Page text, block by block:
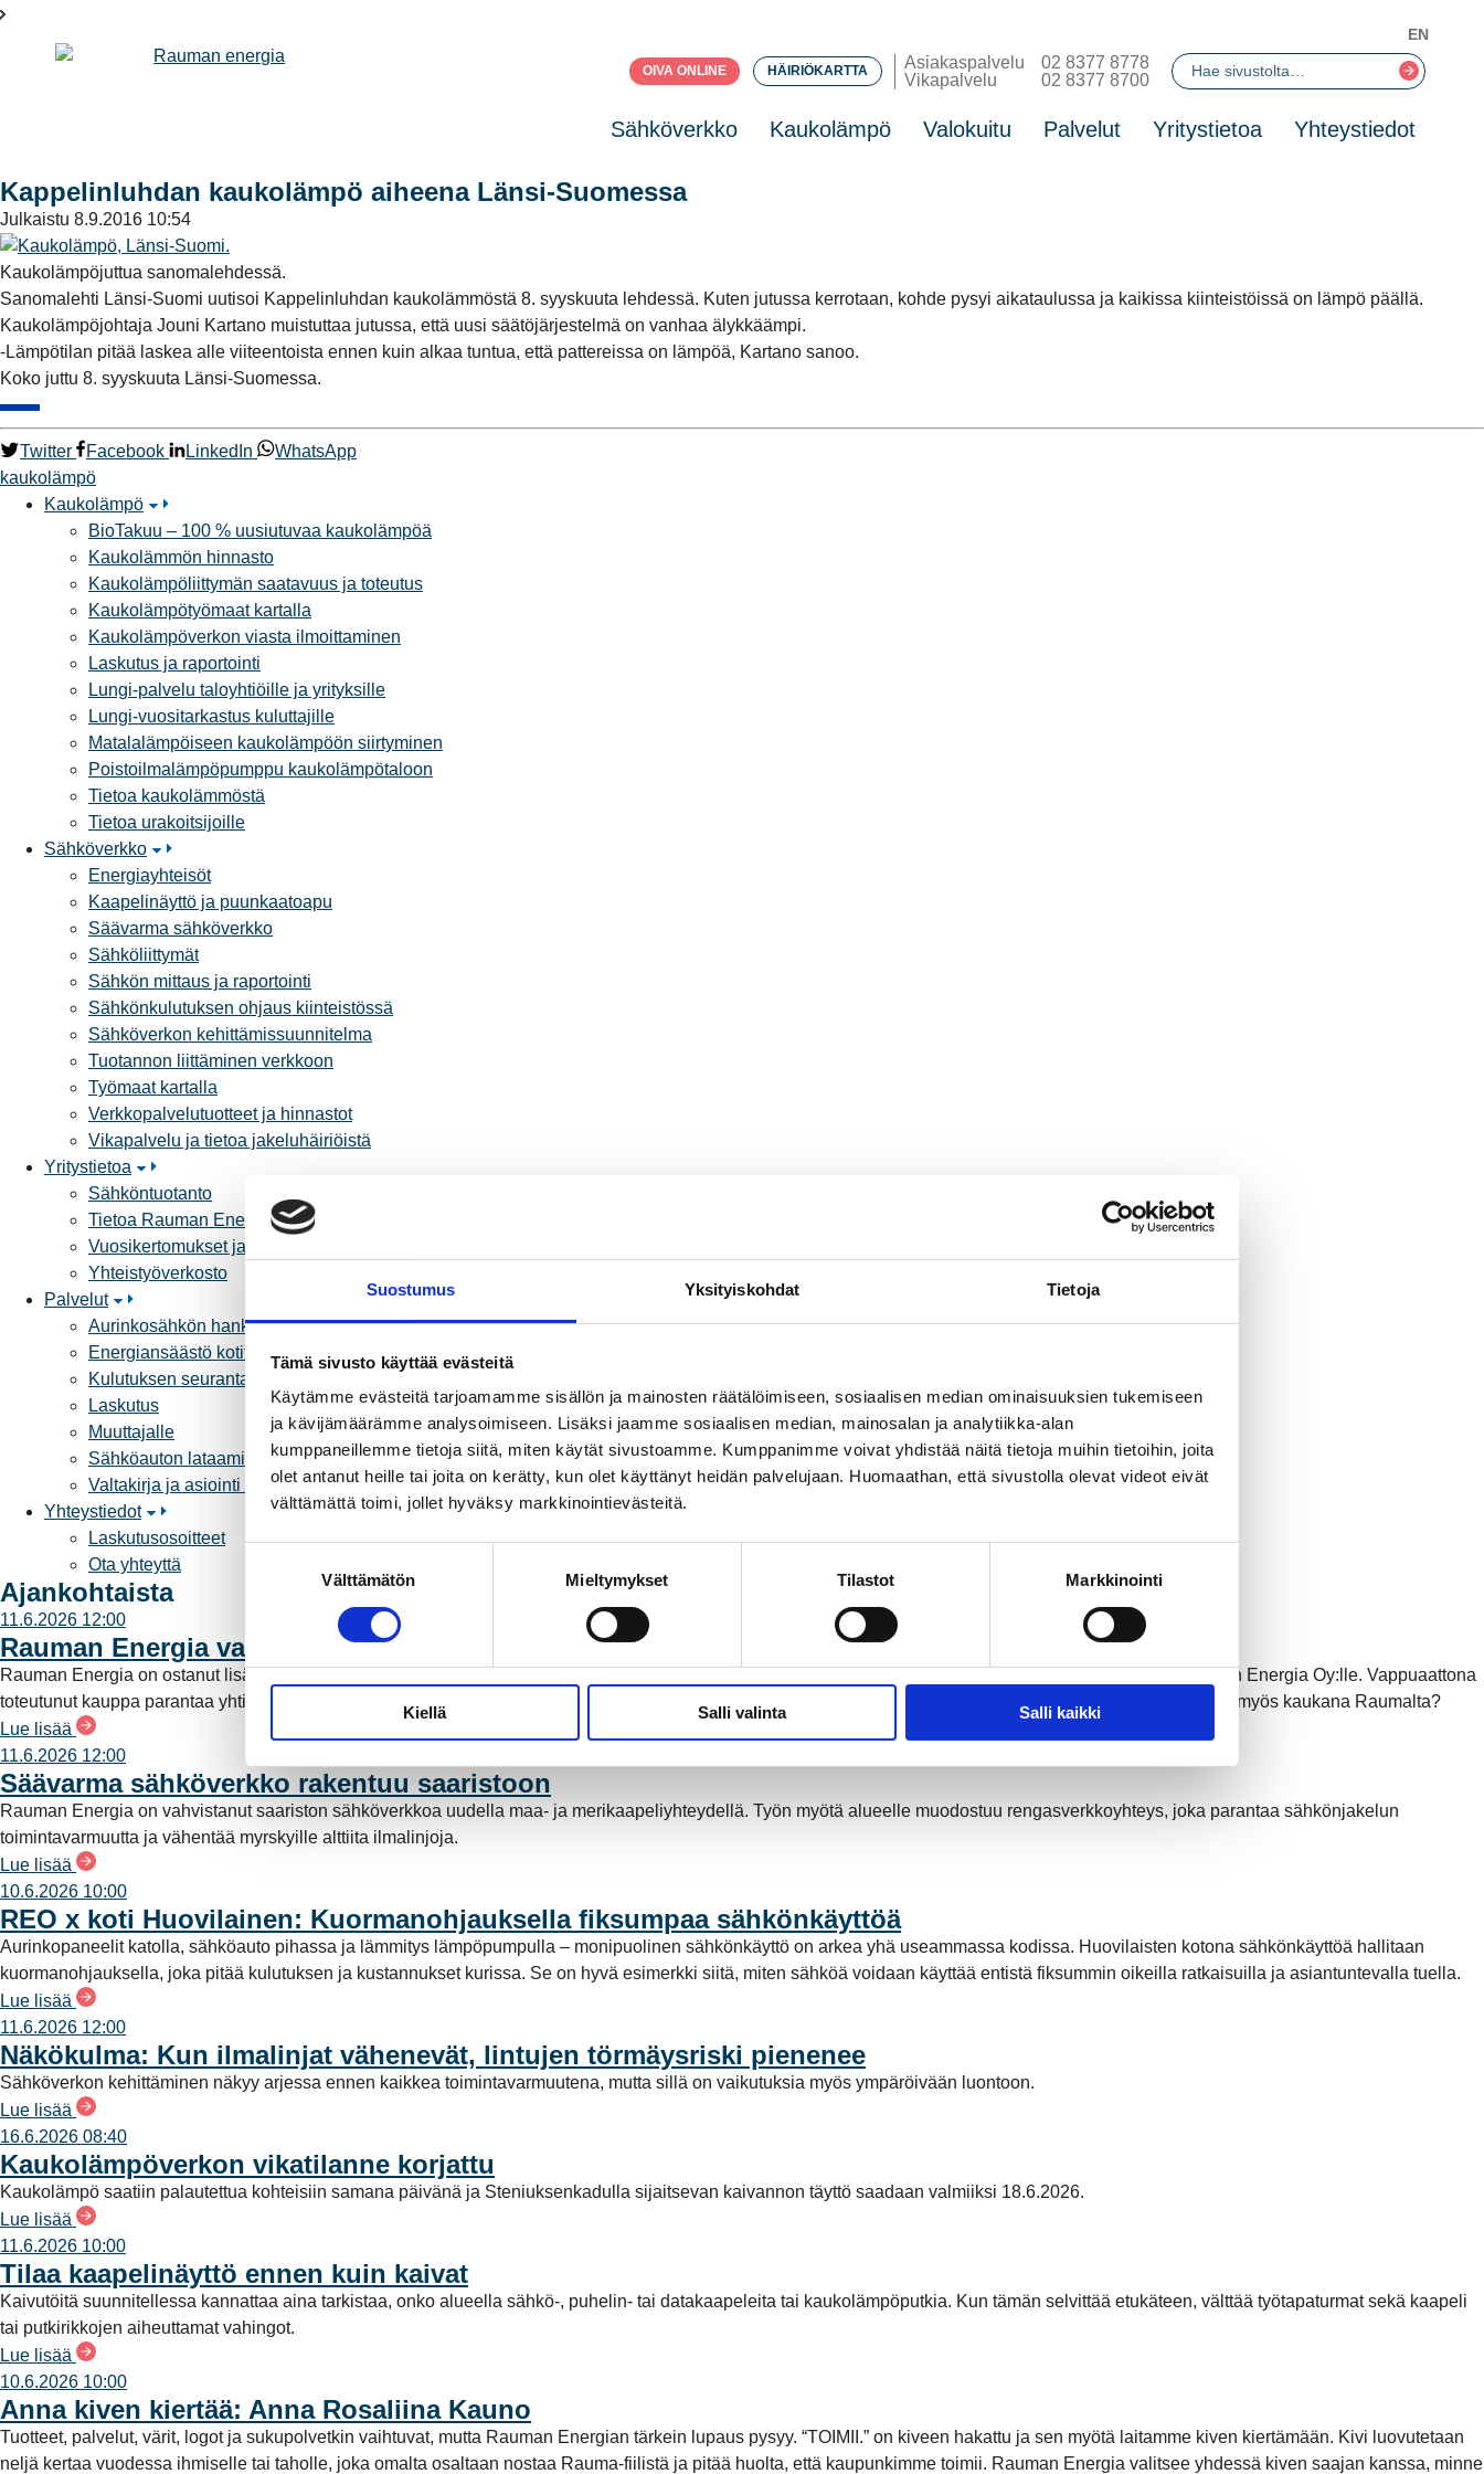
Suostumus Yksityiskohdat Tietoja
Tämä sivusto käyttää evästeitä
Käytämme evästeitä tarjoamamme sisällön ja mainosten räätälöimiseen, sosiaalisen median ominaisuuksien tukemiseen
ja kävijämäärämme analysoimiseen. Lisäksi jaamme sosiaalisen median, mainosalan ja analytiikka-alan
kumppaneillemme tietoja siitä, miten käytät sivustoamme. Kumppanimme voivat yhdistää näitä tietoja muihin tietoihin, joita
olet antanut heille tai joita on kerätty, kun olet käyttänyt heidän palvelujaan. Huomaathan, että sivustolla olevat videot eivät
välttämättä toimi, jollet hyväksy markkinointievästeitä.
t
u
m
k
s
e
n
l
i
n
Välttämätön Mieltymykset Tilastot Markkinointi
Kiellä Salli valinta Salli kaikki
OIVA ONLINE HÄIRIÖKARTTA Asiakaspalvelu
02 8377 8778
Vikapalvelu
02 8377 8700
Sähköverkko Kaukolämpö Valokuitu Palvelut Yritystietoa Yhteystiedot
EN
Kappelinluhdan kaukolämpö aiheena Länsi-Suomessa
Julkaistu 8.9.2016 10:54
Kaukolämpöjuttua sanomalehdessä.
Sanomalehti Länsi-Suomi uutisoi Kappelinluhdan kaukolämmöstä 8. syyskuuta lehdessä. Kuten jutussa kerrotaan, kohde pysyi aikataulussa ja kaikissa kiinteistöissä on lämpö päällä.
Kaukolämpöjohtaja Jouni Kartano muistuttaa jutussa, että uusi säätöjärjestelmä on vanhaa älykkäämpi.
-Lämpötilan pitää laskea alle viiteentoista ennen kuin alkaa tuntua, että pattereissa on lämpöä, Kartano sanoo.
Koko juttu 8. syyskuuta Länsi-Suomessa.
Twitter Facebook LinkedIn
WhatsApp
kaukolämpö
Kaukolämpö
BioTakuu – 100 % uusiutuvaa kaukolämpöä
Kaukolämmön hinnasto
Kaukolämpöliittymän saatavuus ja toteutus
Kaukolämpötyömaat kartalla
Kaukolämpöverkon viasta ilmoittaminen
Laskutus ja raportointi
Lungi-palvelu taloyhtiöille ja yrityksille
Lungi-vuositarkastus kuluttajille
Matalalämpöiseen kaukolämpöön siirtyminen
Poistoilmalämpöpumppu kaukolämpötaloon
Tietoa kaukolämmöstä
Tietoa urakoitsijoille
Sähköverkko
Energiayhteisöt
Kaapelinäyttö ja puunkaatoapu
Säävarma sähköverkko
Sähköliittymät
Sähkön mittaus ja raportointi
Sähkönkulutuksen ohjaus kiinteistössä
Sähköverkon kehittämissuunnitelma
Tuotannon liittäminen verkkoon
Työmaat kartalla
Verkkopalvelutuotteet ja hinnastot
Vikapalvelu ja tietoa jakeluhäiriöistä
Yritystietoa
Sähköntuotanto
Tietoa Rauman Energiasta
Vuosikertomukset ja asiakaslehti
Yhteistyöverkosto
Palvelut
Aurinkosähkön hankinta
Energiansäästö kotitaloudessa
Kulutuksen seuranta
Laskutus
Muuttajalle
Sähköauton lataaminen
Valtakirja ja asiointi toisen puolesta
Yhteystiedot
Laskutusosoitteet
Ota yhteyttä
Ajankohtaista
11.6.2026 12:00
Rauman Energia vahvistaa rooliaan sähköntuotannossa
Rauman Energia on ostanut lisää osuuksia sähköntuotannosta Suomessa ja Pohjoismaissa, kun Kokemäen Sähkö Oy myi sähköntuotanto-osuutensa Rauman Energia Oy:lle. Vappuaattona
toteutunut kauppa parantaa yhtiön omavaraisuutta ja lisää päästötöntä sähköntuotantoa. Mutta mitä tämä tarkoittaa käytännössä – ja miksi sähköntuotantoa on myös kaukana Raumalta?
Lue lisää
11.6.2026 12:00
Säävarma sähköverkko rakentuu saaristoon
Rauman Energia on vahvistanut saariston sähköverkkoa uudella maa- ja merikaapeliyhteydellä. Työn myötä alueelle muodostuu rengasverkkoyhteys, joka parantaa sähkönjakelun
toimintavarmuutta ja vähentää myrskyille alttiita ilmalinjoja.
Lue lisää
10.6.2026 10:00
REO x koti Huovilainen: Kuormanohjauksella fiksumpaa sähkönkäyttöä
Aurinkopaneelit katolla, sähköauto pihassa ja lämmitys lämpöpumpulla – monipuolinen sähkönkäyttö on arkea yhä useammassa kodissa. Huovilaisten kotona sähkönkäyttöä hallitaan
kuormanohjauksella, joka pitää kulutuksen ja kustannukset kurissa. Se on hyvä esimerkki siitä, miten sähköä voidaan käyttää entistä fiksummin oikeilla ratkaisuilla ja asiantuntevalla tuella.
Lue lisää
11.6.2026 12:00
Näkökulma: Kun ilmalinjat vähenevät, lintujen törmäysriski pienenee
Sähköverkon kehittäminen näkyy arjessa ennen kaikkea toimintavarmuutena, mutta sillä on vaikutuksia myös ympäröivään luontoon.
Lue lisää
16.6.2026 08:40
Kaukolämpöverkon vikatilanne korjattu
Kaukolämpö saatiin palautettua kohteisiin samana päivänä ja Steniuksenkadulla sijaitsevan kaivannon täyttö saadaan valmiiksi 18.6.2026.
Lue lisää
11.6.2026 10:00
Tilaa kaapelinäyttö ennen kuin kaivat
Kaivutöitä suunnitellessa kannattaa aina tarkistaa, onko alueella sähkö-, puhelin- tai datakaapeleita tai kaukolämpöputkia. Kun tämän selvittää etukäteen, välttää työtapaturmat sekä kaapeli
tai putkirikkojen aiheuttamat vahingot.
Lue lisää
10.6.2026 10:00
Anna kiven kiertää: Anna Rosaliina Kauno
Tuotteet, palvelut, värit, logot ja sukupolvetkin vaihtuvat, mutta Rauman Energian tärkein lupaus pysyy. “TOIMII.” on kiveen hakattu ja sen myötä laitamme kiven kiertämään. Kivi luovutetaan
neljä kertaa vuodessa ihmiselle tai taholle, joka omalta osaltaan nostaa Rauma-fiilistä ja pitää huolta, että kaupunkimme toimii. Rauman Energia valitsee yhdessä kiven saajan kanssa, minne